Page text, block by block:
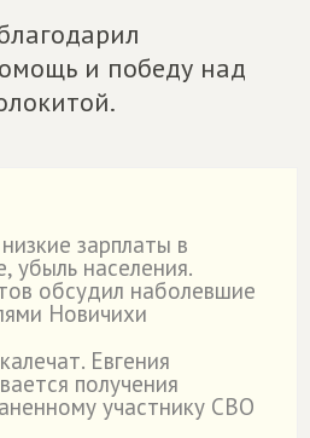
и победу над
зарплаты в
населения.
обсудил наболевшие
Новичихи
Евгения
получения
участнику СВО